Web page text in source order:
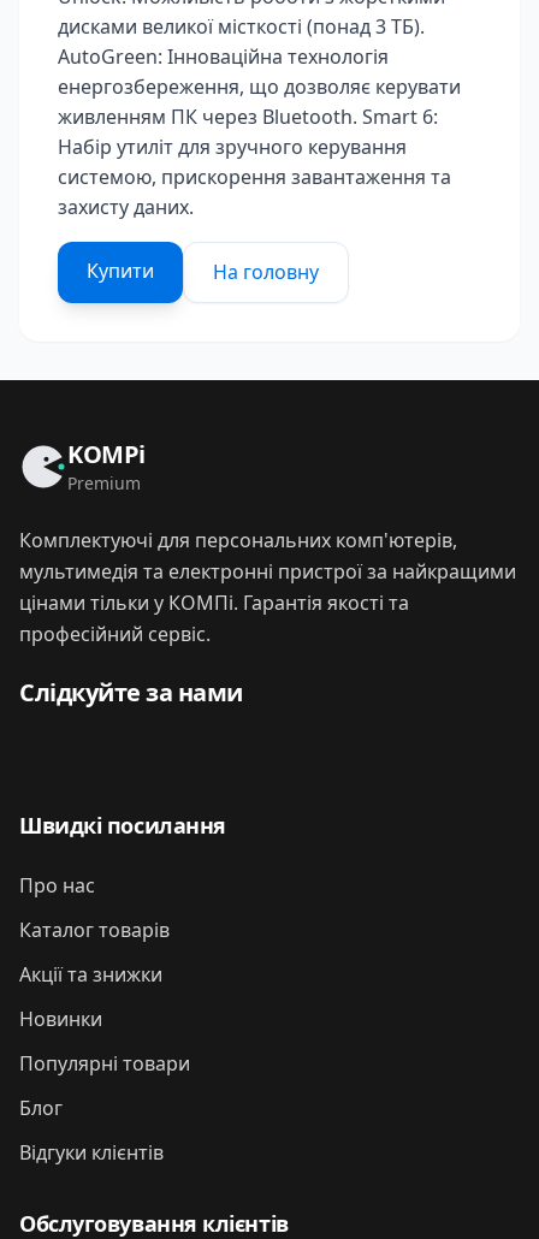
дисками великої місткості (понад 3 ТБ).
AutoGreen: Інноваційна технологія
енергозбереження, що дозволяє керувати
живленням ПК через Bluetooth. Smart 6:
Набір утиліт для зручного керування
системою, прискорення завантаження та
захисту даних.
Купити На головну
KOMPi
Premium
Комплектуючі для персональних комп'ютерів,
мультимедія та електронні пристрої за найкращими
цінами тільки у КОМПі. Гарантія якості та
професійний сервіс.
Слідкуйте за нами
Швидкі посилання
Про нас
Каталог товарів
Акції та знижки
Новинки
Популярні товари
Блог
Відгуки клієнтів
Обслуговування клієнтів